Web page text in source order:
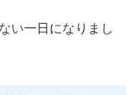
い一日になりまし